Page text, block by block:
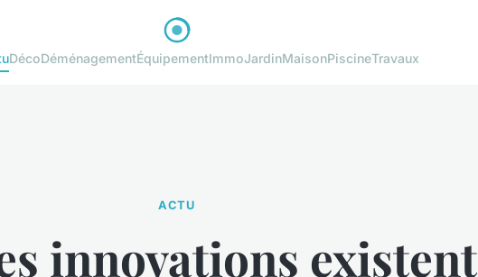
DécoDéménagementÉquipementImmoJardinMaisonPiscineTravaux
ACTU
innovations existent